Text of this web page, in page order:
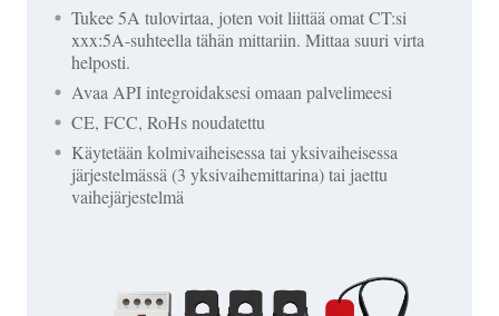
Tukee 5A tulovirtaa, joten voit liittää omat CT:si
xxx:5A-suhteella tähän mittariin. Mittaa suuri virta
helposti.
Avaa API integroidaksesi omaan palvelimeesi
CE, FCC, RoHs noudatettu
Käytetään kolmivaiheisessa tai yksivaiheisessa
järjestelmässä (3 yksivaihemittarina) tai jaettu
vaihejärjestelmä